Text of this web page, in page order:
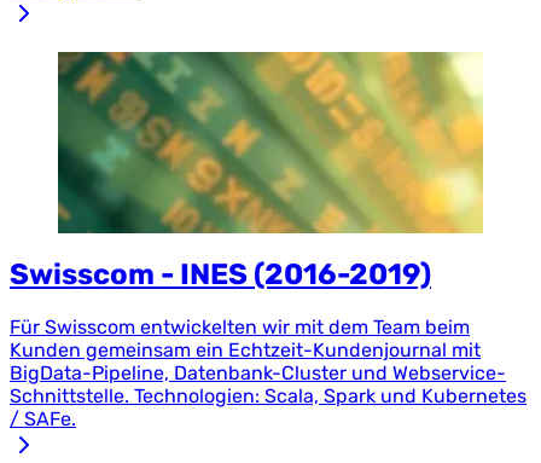
Swisscom - INES (2016-2019)
Für Swisscom entwickelten wir mit dem Team beim
Kunden gemeinsam ein Echtzeit-Kundenjournal mit
BigData-Pipeline, Datenbank-Cluster und Webservice-
Schnittstelle. Technologien: Scala, Spark und Kubernetes
/ SAFe.